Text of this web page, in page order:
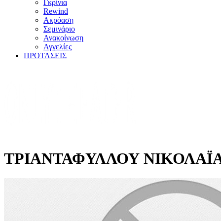
Γκρίνια
Rewind
Ακρόαση
Σεμινάριο
Ανακοίνωση
Αγγελίες
ΠΡΟΤΑΣΕΙΣ
ΤΡΙΑΝΤΑΦΥΛΛΟΥ